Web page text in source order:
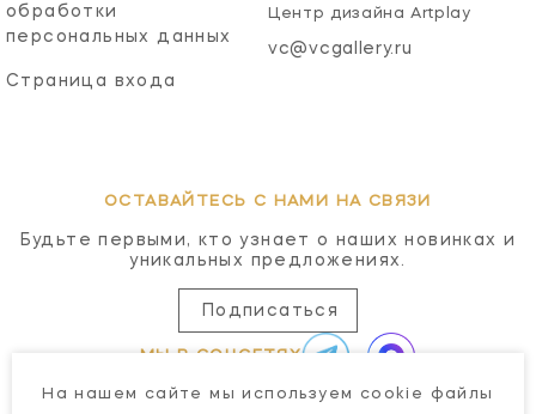
обработки
персональных данных
Страница входа
Центр дизайна Artplay
vc@vcgallery.ru
ОСТАВАЙТЕСЬ С НАМИ НА СВЯЗИ
Будьте первыми, кто узнает о наших новинках и
уникальных предложениях.
Подписаться
МЫ В СОЦСЕТЯХ
На нашем сайте мы используем cookie файлы